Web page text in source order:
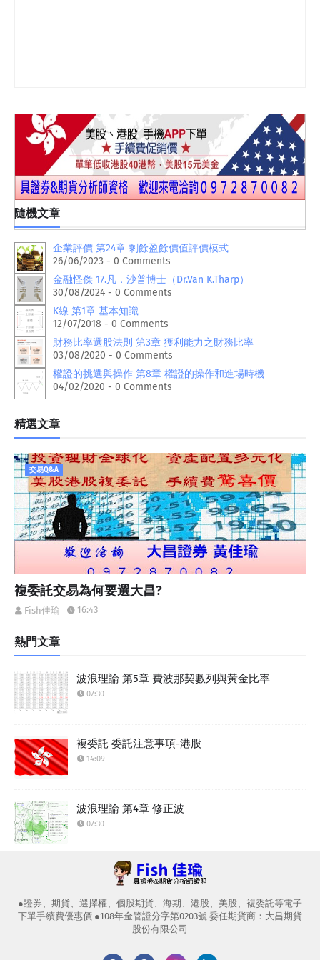
隨機文章
企業評價 第24章 剩餘盈餘價值評價模式
26/06/2023 - 0 Comments
金融怪傑 17.凡．沙普博士（Dr.Van K.Tharp）
30/08/2024 - 0 Comments
K線 第1章 基本知識
12/07/2018 - 0 Comments
財務比率選股法則 第3章 獲利能力之財務比率
03/08/2020 - 0 Comments
權證的挑選與操作 第8章 權證的操作和進場時機
04/02/2020 - 0 Comments
精選文章
交易Q&A
複委託交易為何要選大昌?
Fish佳瑜 16:43
熱門文章
波浪理論 第5章 費波那契數列與黃金比率
07:30
複委託 委託注意事項-港股
14:09
波浪理論 第4章 修正波
07:30
●證券、期貨、選擇權、個股期貨、海期、港股、美股、複委託等電子
下單手續費優惠價 ●108年金管證分字第0203號 委任期貨商：大昌期貨
股份有限公司